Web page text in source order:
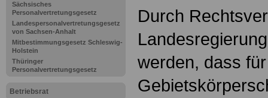
Sächsisches
Personalvertretungsgesetz
Landespersonalvertretungsgesetz
von Sachsen-Anhalt
Mitbestimmungsgesetz Schleswig-
Holstein
Thüringer
Personalvertretungsgesetz
Betriebsrat
Durch
werden, dass